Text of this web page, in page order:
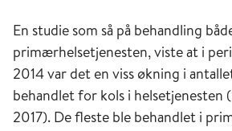
En studie som så på behandling
primærhelsetjenesten, viste at i
2014 var det en viss økning i
behandlet for kols i helsetjenesten
2017). De fleste ble behandlet i